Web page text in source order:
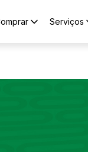
Serviços